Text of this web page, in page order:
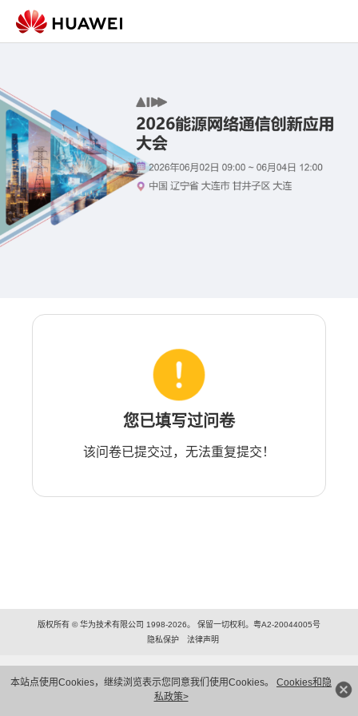
本站点使用Cookies，继续浏览表示您同意我们使用Cookies。 Cookies和隐
私政策>
您已填写过问卷
该问卷已提交过，无法重复提交！
版权所有 © 华为技术有限公司 1998-2026。 保留一切权利。粤A2-20044005号
隐私保护
法律声明